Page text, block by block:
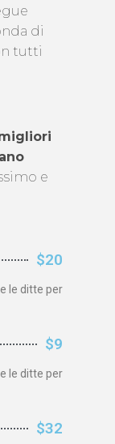
di
tutti
e
$20
le ditte per
$9
le ditte per
$32